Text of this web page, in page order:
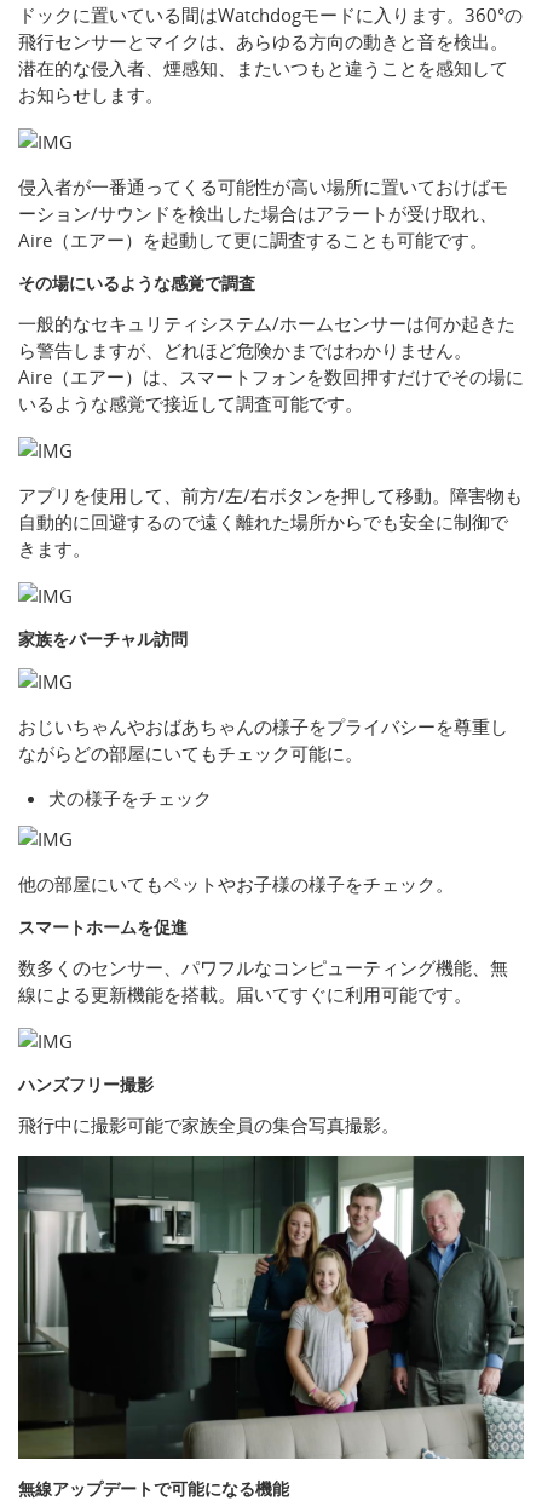
ドックに置いている間はWatchdogモードに入ります。360°の
飛行センサーとマイクは、あらゆる方向の動きと音を検出。
潜在的な侵入者、煙感知、またいつもと違うことを感知して
お知らせします。
侵入者が一番通ってくる可能性が高い場所に置いておけばモ
ーション/サウンドを検出した場合はアラートが受け取れ、
Aire（エアー）を起動して更に調査することも可能です。
その場にいるような感覚で調査
一般的なセキュリティシステム/ホームセンサーは何か起きた
ら警告しますが、どれほど危険かまではわかりません。
Aire（エアー）は、スマートフォンを数回押すだけでその場に
いるような感覚で接近して調査可能です。
アプリを使用して、前方/左/右ボタンを押して移動。障害物も
自動的に回避するので遠く離れた場所からでも安全に制御で
きます。
家族をバーチャル訪問
おじいちゃんやおばあちゃんの様子をプライバシーを尊重し
ながらどの部屋にいてもチェック可能に。
犬の様子をチェック
他の部屋にいてもペットやお子様の様子をチェック。
スマートホームを促進
数多くのセンサー、パワフルなコンピューティング機能、無
線による更新機能を搭載。届いてすぐに利用可能です。
ハンズフリー撮影
飛行中に撮影可能で家族全員の集合写真撮影。
無線アップデートで可能になる機能